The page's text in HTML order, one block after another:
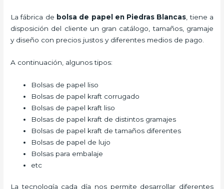
La fábrica de bolsa de papel en Piedras Blancas , tiene a
disposición del cliente un gran catálogo, tamaños, gramaje
y diseño con precios justos y diferentes medios de pago.
A continuación, algunos tipos:
Bolsas de papel liso
Bolsas de papel kraft corrugado
Bolsas de papel kraft liso
Bolsas de papel kraft de distintos gramajes
Bolsas de papel kraft de tamaños diferentes
Bolsas de papel de lujo
Bolsas para embalaje
etc
La tecnología cada día nos permite desarrollar diferentes